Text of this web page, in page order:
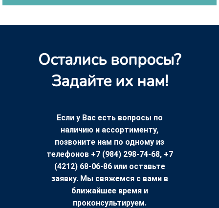
Остались вопросы?
Задайте их нам!
Если у Вас есть вопросы по
наличию и ассортименту,
позвоните нам по одному из
телефонов +7 (984) 298-74-68, +7
(4212) 68-06-86 или оставьте
заявку. Мы свяжемся с вами в
ближайшее время и
проконсультируем.